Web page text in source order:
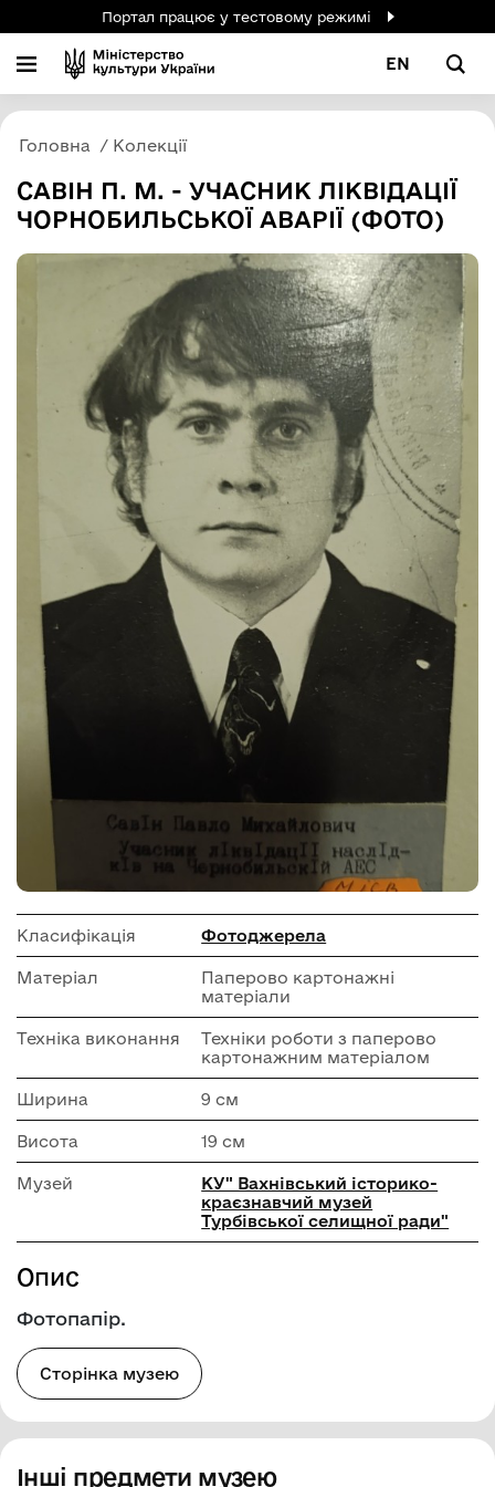
Портал працює у тестовому режимі
EN
Головна Колекції
САВІН П. М. - УЧАСНИК ЛІКВІДАЦІЇ
ЧОРНОБИЛЬСЬКОЇ АВАРІЇ (ФОТО)
Класифікація Фотоджерела
Матеріал
Паперово картонажні
матеріали
Техніка виконання
Техніки роботи з паперово
картонажним матеріалом
Ширина 9 см
Висота 19 см
Музей
КУ" Вахнівський історико-
краєзнавчий музей
Турбівської селищної ради"
Опис
Фотопапір.
Сторінка музею
Інші предмети музею